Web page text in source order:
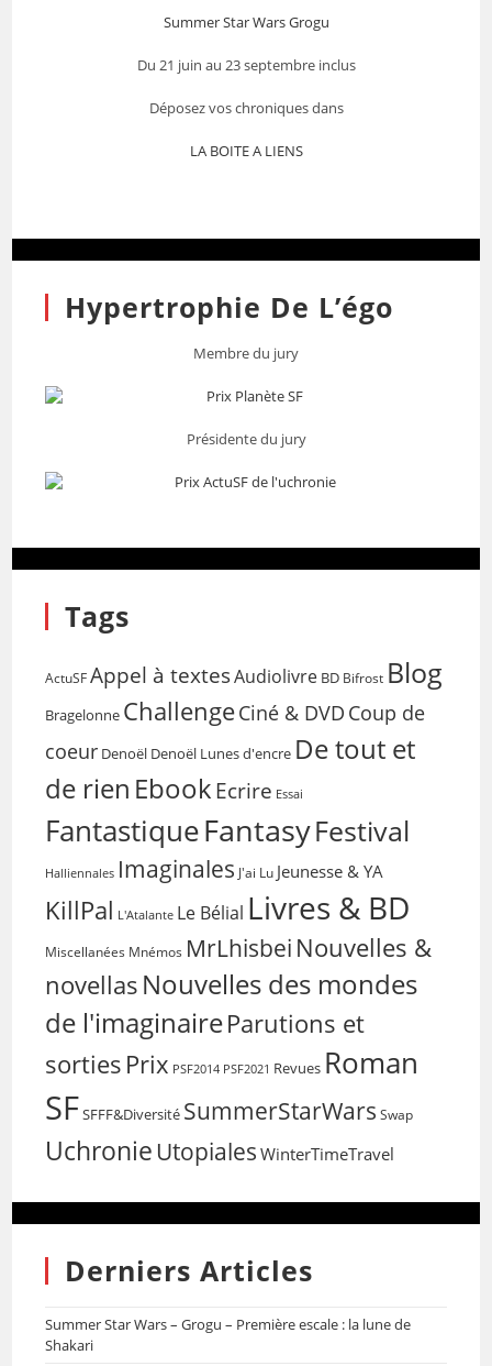
Summer Star Wars Grogu
Du 21 juin au 23 septembre inclus
Déposez vos chroniques dans
LA BOITE A LIENS
Hypertrophie De L’égo
Membre du jury
Présidente du jury
Tags
ActuSF Appel à textesAudiolivre BD Bifrost Blog
Bragelonne ChallengeCiné & DVD Coup de
coeur Denoël Denoël Lunes d'encre De tout et
de rien EbookEcrire Essai
FantastiqueFantasyFestival
Halliennales Imaginales J'ai Lu Jeunesse & YA
KillPal L'Atalante Le Bélial Livres & BD
Miscellanées Mnémos MrLhisbei Nouvelles &
novellas Nouvelles des mondes
de l'imaginaireParutions et
sorties Prix PSF2014 PSF2021 Revues Roman
SFSFFF&Diversité SummerStarWars Swap
Uchronie Utopiales WinterTimeTravel
Derniers Articles
Summer Star Wars – Grogu – Première escale : la lune de
Shakari